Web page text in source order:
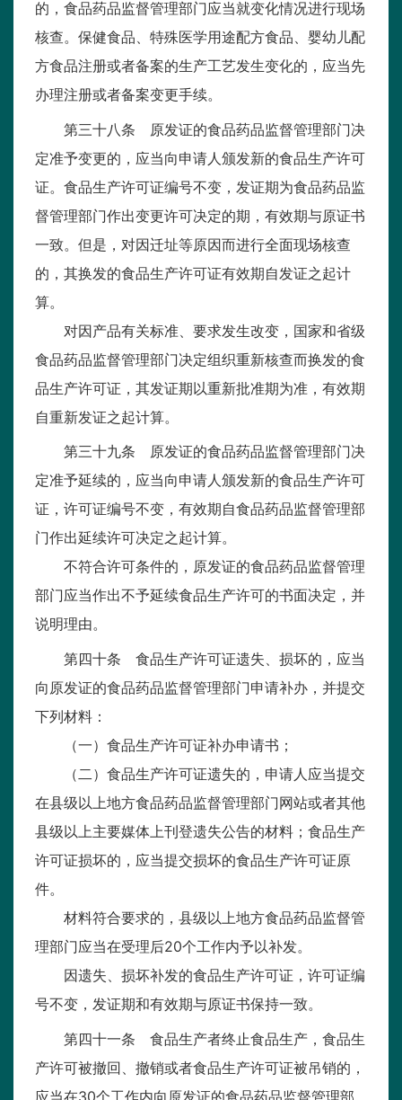
的，食品药品监督管理部门应当就变化情况进行现场
核查。保健食品、特殊医学用途配方食品、婴幼儿配
方食品注册或者备案的生产工艺发生变化的，应当先
办理注册或者备案变更手续。
第三十八条 原发证的食品药品监督管理部门决
定准予变更的，应当向申请人颁发新的食品生产许可
证。食品生产许可证编号不变，发证期为食品药品监
督管理部门作出变更许可决定的期，有效期与原证书
一致。但是，对因迁址等原因而进行全面现场核查
的，其换发的食品生产许可证有效期自发证之起计
算。
对因产品有关标准、要求发生改变，国家和省级
食品药品监督管理部门决定组织重新核查而换发的食
品生产许可证，其发证期以重新批准期为准，有效期
自重新发证之起计算。
第三十九条 原发证的食品药品监督管理部门决
定准予延续的，应当向申请人颁发新的食品生产许可
证，许可证编号不变，有效期自食品药品监督管理部
门作出延续许可决定之起计算。
不符合许可条件的，原发证的食品药品监督管理
部门应当作出不予延续食品生产许可的书面决定，并
说明理由。
第四十条 食品生产许可证遗失、损坏的，应当
向原发证的食品药品监督管理部门申请补办，并提交
下列材料：
（一）食品生产许可证补办申请书；
（二）食品生产许可证遗失的，申请人应当提交
在县级以上地方食品药品监督管理部门网站或者其他
县级以上主要媒体上刊登遗失公告的材料；食品生产
许可证损坏的，应当提交损坏的食品生产许可证原
件。
材料符合要求的，县级以上地方食品药品监督管
理部门应当在受理后20个工作内予以补发。
因遗失、损坏补发的食品生产许可证，许可证编
号不变，发证期和有效期与原证书保持一致。
第四十一条 食品生产者终止食品生产，食品生
产许可被撤回、撤销或者食品生产许可证被吊销的，
应当在30个工作内向原发证的食品药品监督管理部